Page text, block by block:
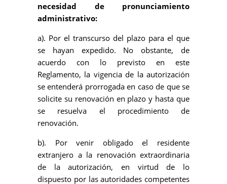
necesidad de pronunciamiento
administrativo:
a). Por el transcurso del plazo para el que
se hayan expedido. No obstante, de
acuerdo con lo previsto en este
Reglamento, la vigencia de la autorización
se entenderá prorrogada en caso de que se
solicite su renovación en plazo y hasta que
se resuelva el procedimiento de
renovación.
b). Por venir obligado el residente
extranjero a la renovación extraordinaria
de la autorización, en virtud de lo
dispuesto por las autoridades competentes